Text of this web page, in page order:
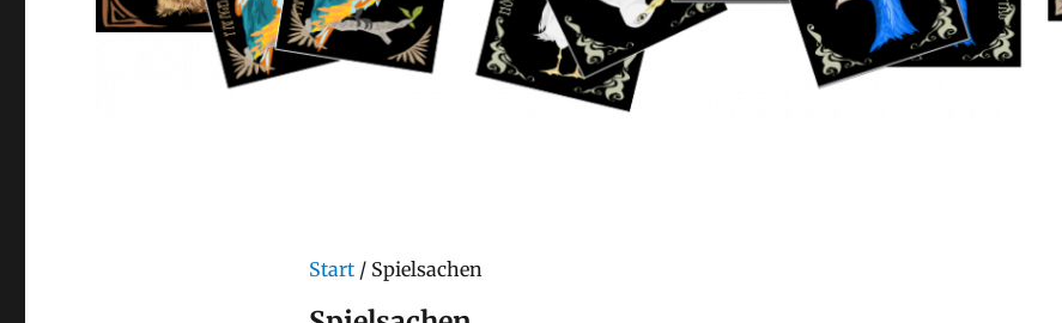
Start/ Spielsachen